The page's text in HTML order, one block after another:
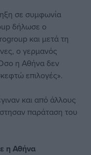
σε συμφωνία
δήλωσε ο
και μετά τη
ο γερμανός
η Αθήνα δεν
επιλογές».
και από άλλους
παράταση του
η Αθήνα